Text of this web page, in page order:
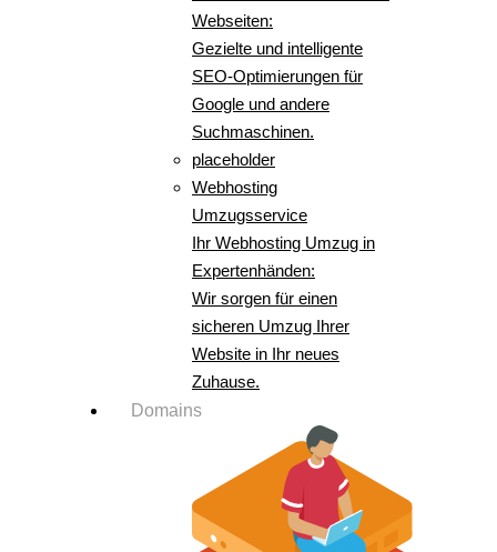
Webseiten:
Gezielte und intelligente
SEO-Optimierungen für
Google und andere
Suchmaschinen.
placeholder
Webhosting
Umzugsservice
Ihr Webhosting Umzug in
Expertenhänden:
Wir sorgen für einen
sicheren Umzug Ihrer
Website in Ihr neues
Zuhause.
Domains